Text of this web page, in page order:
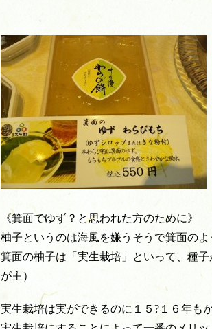
《箕面でゆず？と思われた方のために》
柚子というのは海風を嫌うそうで箕面の
箕面の柚子は「実生栽培」といって、種
が主）
実生栽培は実ができるのに１５?１６年も